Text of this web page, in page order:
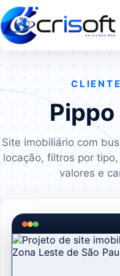
Site imobiliário com
locação, filtros por
valores e